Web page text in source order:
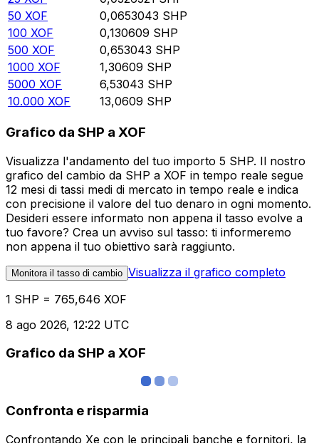
50 XOF 0,0653043 SHP
100 XOF 0,130609 SHP
500 XOF 0,653043 SHP
1000 XOF 1,30609 SHP
5000 XOF 6,53043 SHP
10.000 XOF 13,0609 SHP
Grafico da SHP a XOF
Visualizza l'andamento del tuo importo 5 SHP. Il nostro
grafico del cambio da SHP a XOF in tempo reale segue
12 mesi di tassi medi di mercato in tempo reale e indica
con precisione il valore del tuo denaro in ogni momento.
Desideri essere informato non appena il tasso evolve a
tuo favore? Crea un avviso sul tasso: ti informeremo
non appena il tuo obiettivo sarà raggiunto.
Monitora il tasso di cambio Visualizza il grafico completo
1 SHP = 765,646 XOF
8 ago 2026, 12:22 UTC
Grafico da SHP a XOF
Confronta e risparmia
Confrontando Xe con le principali banche e fornitori, la